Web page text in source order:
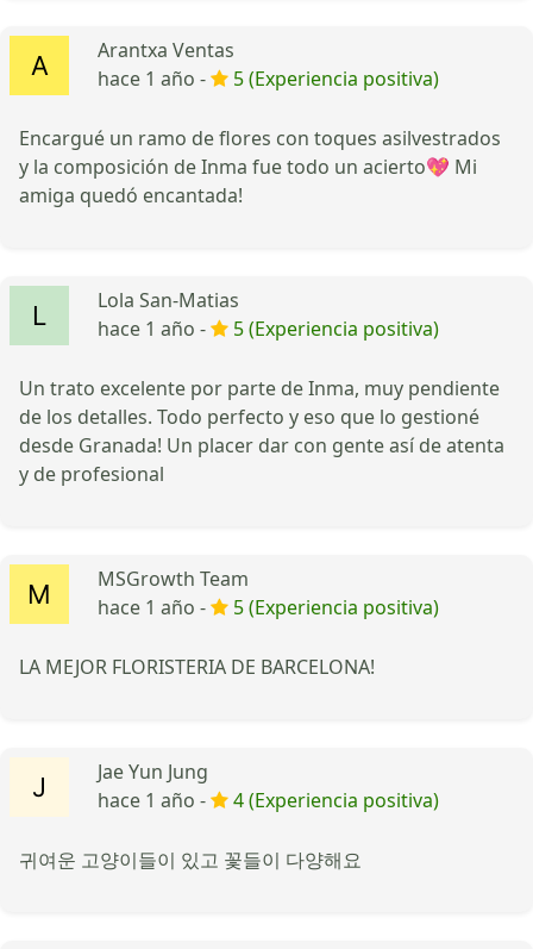
Arantxa Ventas
hace 1 año -
5 (Experiencia positiva)
Encargué un ramo de flores con toques asilvestrados
y la composición de Inma fue todo un acierto💖 Mi
amiga quedó encantada!
Lola San-Matias
hace 1 año -
5 (Experiencia positiva)
Un trato excelente por parte de Inma, muy pendiente
de los detalles. Todo perfecto y eso que lo gestioné
desde Granada! Un placer dar con gente así de atenta
y de profesional
MSGrowth Team
hace 1 año -
5 (Experiencia positiva)
LA MEJOR FLORISTERIA DE BARCELONA!
Jae Yun Jung
hace 1 año -
4 (Experiencia positiva)
귀여운 고양이들이 있고 꽃들이 다양해요